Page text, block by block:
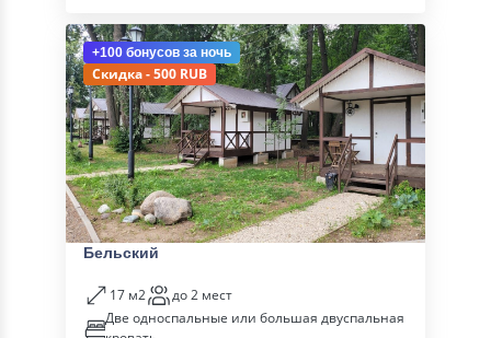
+100 бонусов за ночь
Скидка - 500 RUB
Бельский
17 м2
до 2 мест
Две односпальные или большая двуспальная